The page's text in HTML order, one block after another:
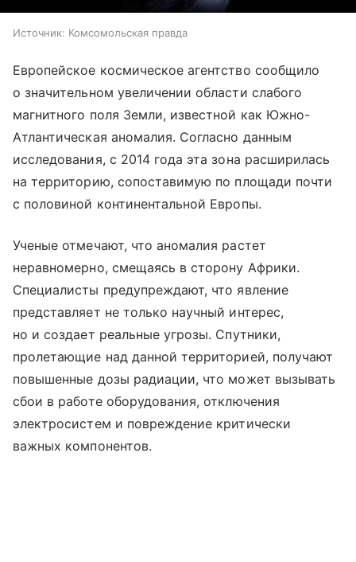
Источник: Комсомольская правда
Европейское космическое агентство сообщило
о значительном увеличении области слабого
магнитного поля Земли, известной как Южно-
Атлантическая аномалия. Согласно данным
исследования, с 2014 года эта зона расширилась
на территорию, сопоставимую по площади почти
с половиной континентальной Европы.
Ученые отмечают, что аномалия растет
неравномерно, смещаясь в сторону Африки.
Специалисты предупреждают, что явление
представляет не только научный интерес,
но и создает реальные угрозы. Спутники,
пролетающие над данной территорией, получают
повышенные дозы радиации, что может вызывать
сбои в работе оборудования, отключения
электросистем и повреждение критически
важных компонентов.